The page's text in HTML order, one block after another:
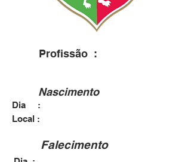
Nascimento
Dia :
Profissão :
Falecimento
Local :